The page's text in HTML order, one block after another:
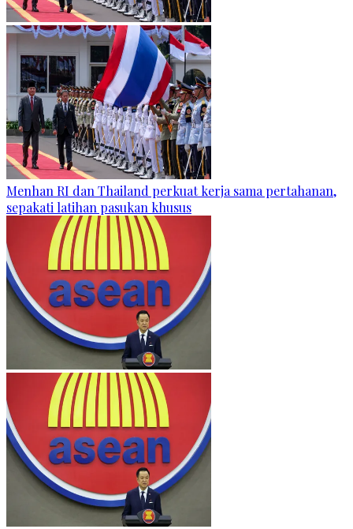
Menhan RI dan Thailand perkuat kerja sama pertahanan,
sepakati latihan pasukan khusus